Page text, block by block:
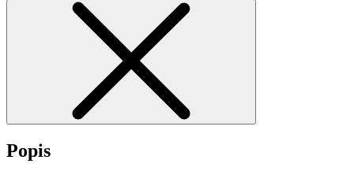
Popis